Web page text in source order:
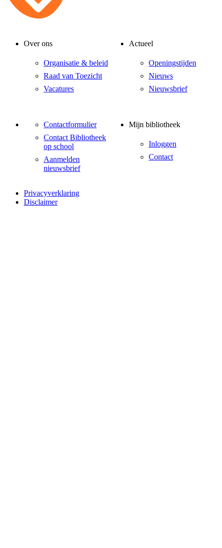
Over ons
Organisatie & beleid
Raad van Toezicht
Vacatures
Actueel
Openingstijden
Nieuws
Nieuwsbrief
Contactformulier
Contact Bibliotheek
op school
Aanmelden
nieuwsbrief
Mijn bibliotheek
Inloggen
Contact
Privacyverklaring
Disclaimer